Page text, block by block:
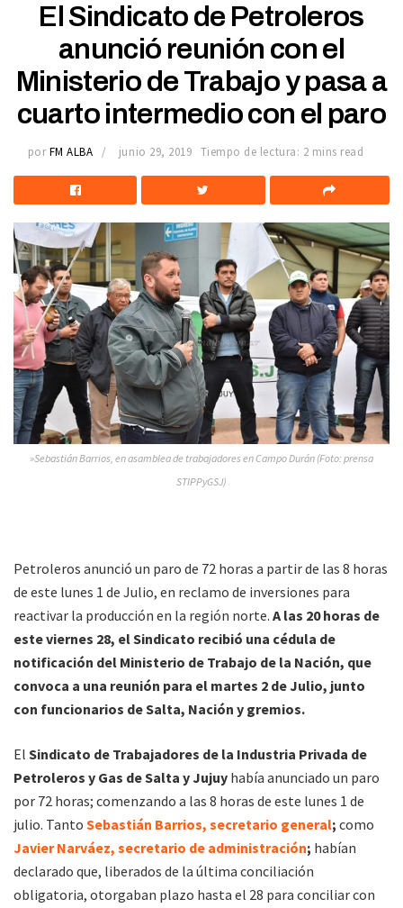
El Sindicato de Petroleros
anunció reunión con el
Ministerio de Trabajo y pasa a
cuarto intermedio con el paro
por FM ALBA junio 29, 2019 Tiempo de lectura: 2 mins read
»Sebastián Barrios, en asamblea de trabajadores en Campo Durán (Foto: prensa
STIPPyGSJ)
Petroleros anunció un paro de 72 horas a partir de las 8 horas
de este lunes 1 de Julio, en reclamo de inversiones para
reactivar la producción en la región norte. A las 20 horas de
este viernes 28, el Sindicato recibió una cédula de
notificación del Ministerio de Trabajo de la Nación, que
convoca a una reunión para el martes 2 de Julio, junto
con funcionarios de Salta, Nación y gremios.
El Sindicato de Trabajadores de la Industria Privada de
Petroleros y Gas de Salta y Jujuy había anunciado un paro
por 72 horas; comenzando a las 8 horas de este lunes 1 de
julio. Tanto Sebastián Barrios, secretario general; como
Javier Narváez, secretario de administración; habían
declarado que, liberados de la última conciliación
obligatoria, otorgaban plazo hasta el 28 para conciliar con